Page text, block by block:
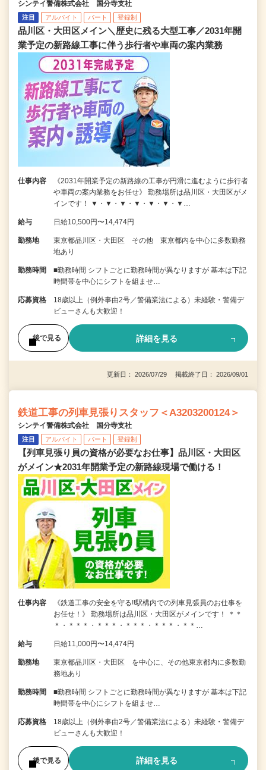
シンテイ警備株式会社 国分寺支社
注目 アルバイト パート 登録制
品川区・大田区メイン＼歴史に残る大型工事／2031年開
業予定の新路線工事に伴う歩行者や車両の案内業務
仕事内容
《2031年開業予定の新路線の工事が円滑に進むように歩行者
や車両の案内業務をお任せ》 勤務場所は品川区・大田区がメ
インです！ ▼・▼・▼・▼・▼・▼・▼…
給与 日給10,500円〜14,474円
勤務地
東京都品川区・大田区 その他 東京都内を中心に多数勤務
地あり
勤務時間
■勤務時間 シフトごとに勤務時間が異なりますが 基本は下記
時間帯を中心にシフトを組ませ…
応募資格
18歳以上（例外事由2号／警備業法による）未経験・警備デ
ビューさんも大歓迎！
後で見る 詳細を見る
更新日： 2026/07/29 掲載終了日： 2026/09/01
鉄道工事の列車見張りスタッフ＜A3203200124＞
シンテイ警備株式会社 国分寺支社
注目 アルバイト パート 登録制
【列車見張り員の資格が必要なお仕事】品川区・大田区
がメイン★2031年開業予定の新路線現場で働ける！
仕事内容
《鉄道工事の安全を守る!!駅構内での列車見張員のお仕事を
お任せ！》 勤務場所は品川区・大田区がメインです！ ＊＊
＊・＊＊＊・＊＊＊・＊＊＊・＊＊＊・＊＊…
給与 日給11,000円〜14,474円
勤務地
東京都品川区・大田区 を中心に、その他東京都内に多数勤
務地あり
勤務時間
■勤務時間 シフトごとに勤務時間が異なりますが 基本は下記
時間帯を中心にシフトを組ませ…
応募資格
18歳以上（例外事由2号／警備業法による）未経験・警備デ
ビューさんも大歓迎！
後で見る 詳細を見る